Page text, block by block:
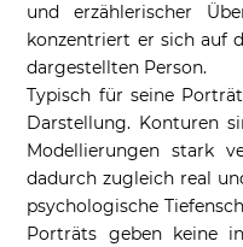
und erzählerischer
konzentriert er sich auf
dargestellten Person.
Typisch für seine
Darstellung. Konturen
Modellierungen stark
dadurch zugleich real
psychologische
Porträts geben keine